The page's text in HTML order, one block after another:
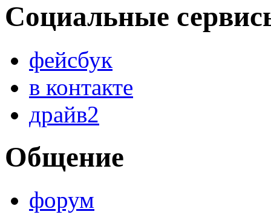
Социальные
фейсбук
в контакте
драйв2
Общение
форум